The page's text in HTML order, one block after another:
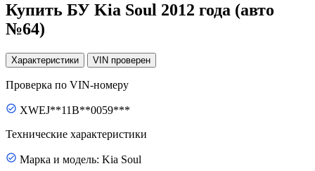
Купить БУ Kia Soul 2012 года (авто
№64)
Характеристики VIN проверен
Проверка по VIN-номеру
XWEJ**11B**0059***
Технические характеристики
Марка и модель: Kia Soul